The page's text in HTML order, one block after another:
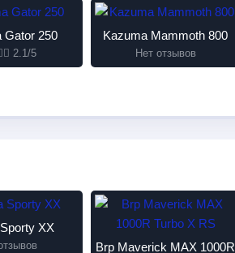
Gator 250
2.1/5
Kazuma Mammoth 800
Нет отзывов
XX
Brp Maverick MAX 1000R